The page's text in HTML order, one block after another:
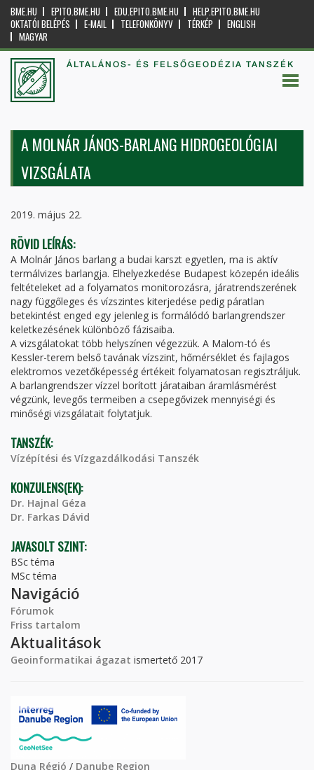
BME.HU EPITO.BME.HU EDU.EPITO.BME.HU
HELP.EPITO.BME.HU
OKTATÓI BELÉPÉS
E-MAIL TELEFONKÖNYV TÉRKÉP
ENGLISH
MAGYAR
ÁLTALÁNOS- ÉS FELSŐGEODÉZIA TANSZÉK
A MOLNÁR JÁNOS-BARLANG HIDROGEOLÓGIAI
VIZSGÁLATA
2019. május 22.
RÖVID LEÍRÁS:
A Molnár János barlang a budai karszt egyetlen, ma is aktív
termálvizes barlangja. Elhelyezkedése Budapest közepén ideális
feltételeket ad a folyamatos monitorozásra, járatrendszerének
nagy függőleges és vízszintes kiterjedése pedig páratlan
betekintést enged egy jelenleg is formálódó barlangrendszer
keletkezésének különböző fázisaiba.
A vizsgálatokat több helyszínen végezzük. A Malom-tó és
Kessler-terem belső tavának vízszint, hőmérséklet és fajlagos
elektromos vezetőképesség értékeit folyamatosan regisztráljuk.
A barlangrendszer vízzel borított járataiban áramlásmérést
végzünk, levegős termeiben a csepegővizek mennyiségi és
minőségi vizsgálatait folytatjuk.
TANSZÉK:
Vízépítési és Vízgazdálkodási Tanszék
KONZULENS(EK):
Dr. Hajnal Géza
Dr. Farkas Dávid
JAVASOLT SZINT:
BSc téma
MSc téma
Navigáció
Fórumok
Friss tartalom
Aktualitások
Geoinformatikai ágazat ismertető 2017
Duna Régió / Danube Region